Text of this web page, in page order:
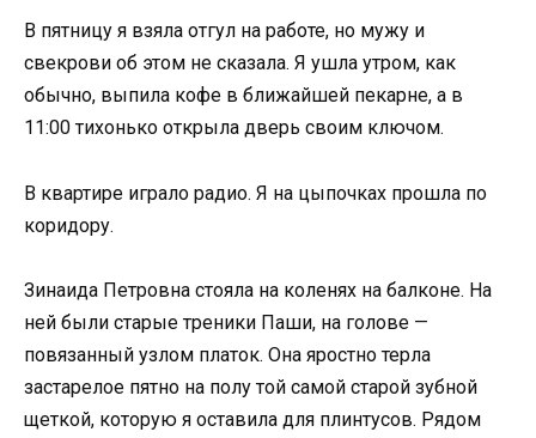
В пятницу я взяла отгул на работе, но мужу и
свекрови об этом не сказала. Я ушла утром, как
обычно, выпила кофе в ближайшей пекарне, а в
11:00 тихонько открыла дверь своим ключом.
В квартире играло радио. Я на цыпочках прошла по
коридору.
Зинаида Петровна стояла на коленях на балконе. На
ней были старые треники Паши, на голове —
повязанный узлом платок. Она яростно терла
застарелое пятно на полу той самой старой зубной
щеткой, которую я оставила для плинтусов. Рядом